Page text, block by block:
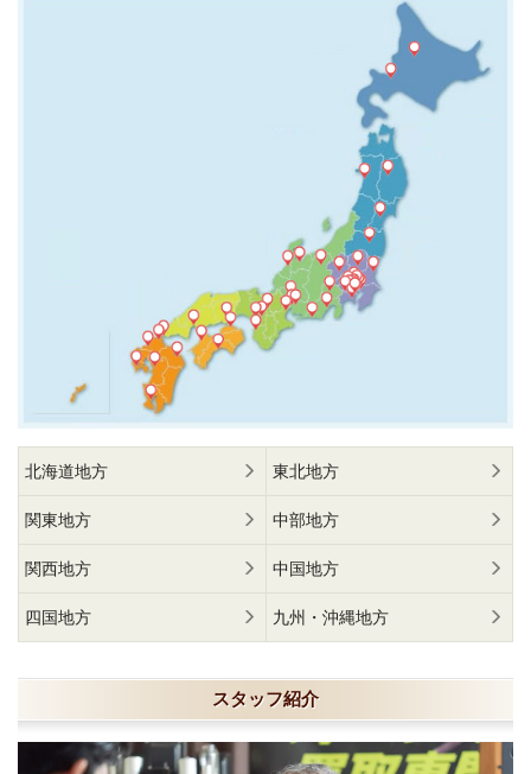
北海道地方 東北地方
関東地方 中部地方
関西地方 中国地方
四国地方 九州・沖縄地方
スタッフ紹介